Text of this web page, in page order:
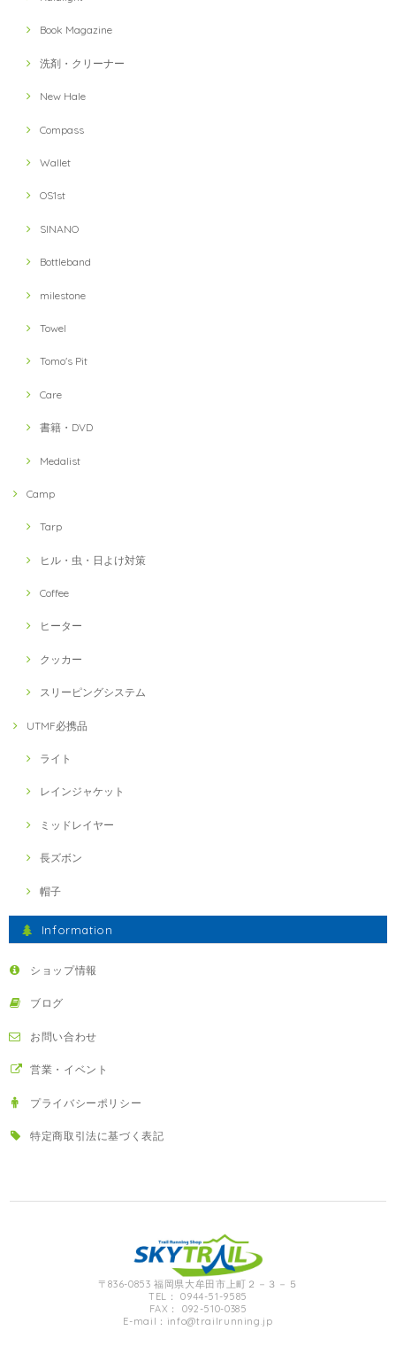
Book Magazine
洗剤・クリーナー
New Hale
Compass
Wallet
OS1st
SINANO
Bottleband
milestone
Towel
Tomo's Pit
Care
書籍・DVD
Medalist
Camp
Tarp
ヒル・虫・日よけ対策
Coffee
ヒーター
クッカー
スリーピングシステム
UTMF必携品
ライト
レインジャケット
ミッドレイヤー
長ズボン
帽子
Information
ショップ情報
ブログ
お問い合わせ
営業・イベント
プライバシーポリシー
特定商取引法に基づく表記
〒836-0853 福岡県大牟田市上町２－３－５
TEL： 0944-51-9585
FAX： 092-510-0385
E-mail： info@trailrunning.jp